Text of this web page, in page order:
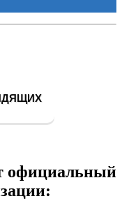
официальный